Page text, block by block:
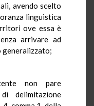
avendo scelto
linguistica
ove essa è
arrivare ad
non pare
delimitazione